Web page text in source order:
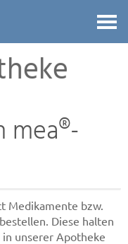
mea®-
Medikamente bzw.
Diese halten
unserer Apotheke